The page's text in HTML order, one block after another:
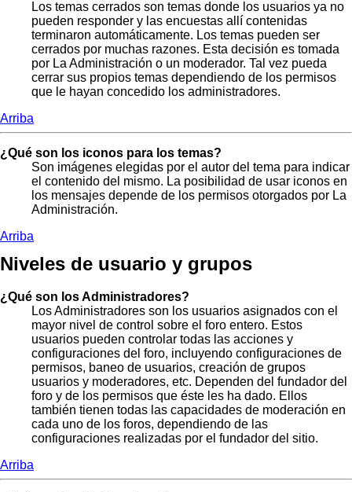
Los temas cerrados son temas donde los usuarios ya no
pueden responder y las encuestas allí contenidas
terminaron automáticamente. Los temas pueden ser
cerrados por muchas razones. Esta decisión es tomada
por La Administración o un moderador. Tal vez pueda
cerrar sus propios temas dependiendo de los permisos
que le hayan concedido los administradores.
Arriba
¿Qué son los iconos para los temas?
Son imágenes elegidas por el autor del tema para indicar
el contenido del mismo. La posibilidad de usar iconos en
los mensajes depende de los permisos otorgados por La
Administración.
Arriba
Niveles de usuario y grupos
¿Qué son los Administradores?
Los Administradores son los usuarios asignados con el
mayor nivel de control sobre el foro entero. Estos
usuarios pueden controlar todas las acciones y
configuraciones del foro, incluyendo configuraciones de
permisos, baneo de usuarios, creación de grupos
usuarios y moderadores, etc. Dependen del fundador del
foro y de los permisos que éste les ha dado. Ellos
también tienen todas las capacidades de moderación en
cada uno de los foros, dependiendo de las
configuraciones realizadas por el fundador del sitio.
Arriba